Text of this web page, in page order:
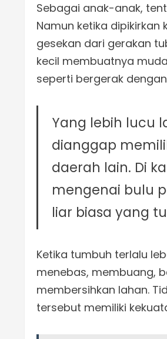
Sebagai anak-anak,
Namun ketika
gesekan dari gerakan
kecil membuatnya
seperti bergerak
Yang lebih lucu
dianggap
daerah lain. Di
mengenai bulu
liar biasa yang
Ketika tumbuh terlalu
menebas, membuang,
membersihkan lahan.
tersebut memiliki